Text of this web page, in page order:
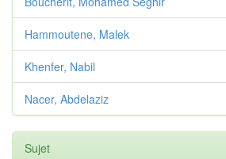
Hammoutene, Malek
Khenfer, Nabil
Nacer, Abdelaziz
Sujet